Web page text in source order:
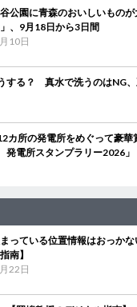
公園に青森のおいしいも
、9月18日から3日間
10日
する？ 真水で洗うのはNG
カ所の発電所をめぐって豪
電所スタンプラリー2026」
っている位置情報はおっか
南】
22日